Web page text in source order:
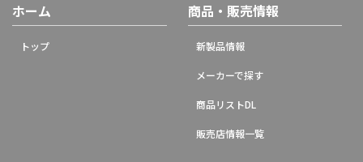
ホーム
トップ
商品・販売情報
新製品情報
メーカーで探す
商品リストDL
販売店情報一覧